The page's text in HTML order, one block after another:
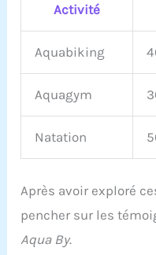
Activité
Aquabiking
Aquagym
Natation
Après avoir exploré
pencher sur les
Aqua By.